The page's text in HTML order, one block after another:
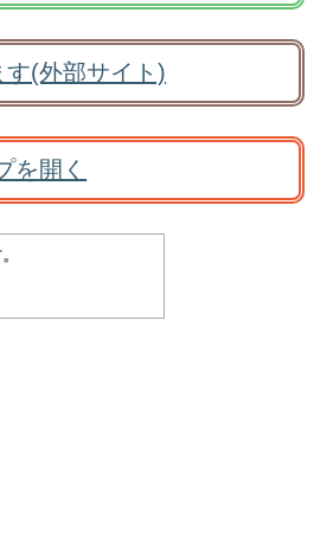
(外部サイト)
を開く